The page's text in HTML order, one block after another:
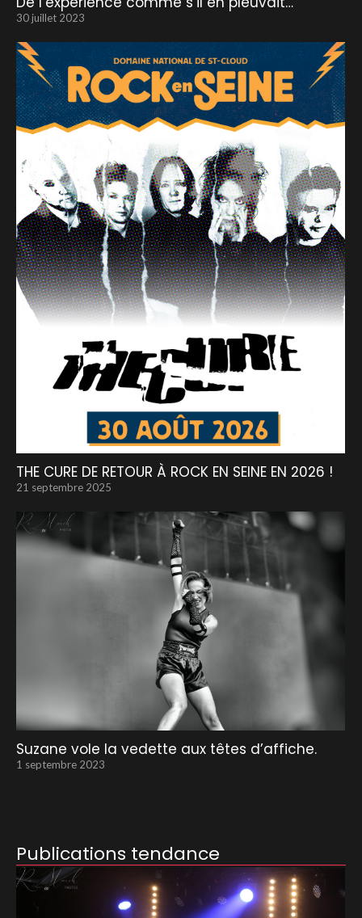
30 juillet 2023
THE CURE DE RETOUR À ROCK EN SEINE EN 2026 !
21 septembre 2025
Suzane vole la vedette aux têtes d’affiche.
1 septembre 2023
Publications tendance